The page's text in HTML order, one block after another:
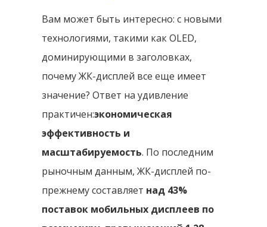
Вам может быть интересно: с новыми
технологиями, такими как OLED,
доминирующими в заголовках,
почему ЖК-дисплей все еще имеет
значение? Ответ на удивление
практичен:экономическая
эффективность и
масштабируемость. По последним
рыночным данным, ЖК-дисплей по-
прежнему составляет над 43%
поставок мобильных дисплеев по